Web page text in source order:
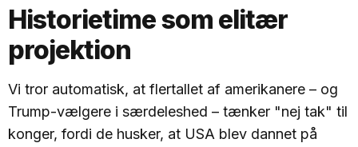
Historietime som elitær
projektion
Vi tror automatisk, at flertallet af amerikanere – og
Trump-vælgere i særdeleshed – tænker "nej tak" til
konger, fordi de husker, at USA blev dannet på